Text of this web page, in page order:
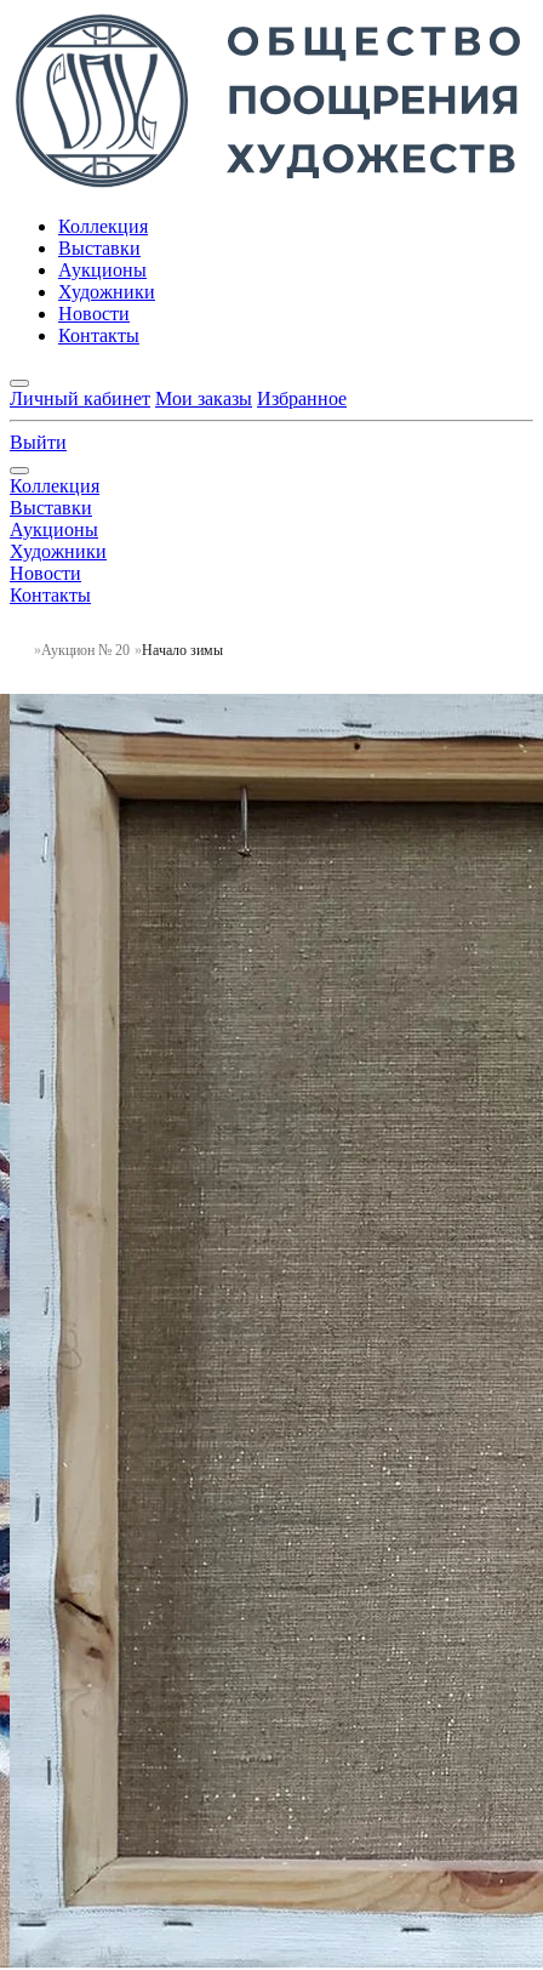
Коллекция
Выставки
Аукционы
Художники
Новости
Контакты
Личный кабинет Мои заказы Избранное
Выйти
Коллекция
Выставки
Аукционы
Художники
Новости
Контакты
Аукцион № 20 Начало зимы